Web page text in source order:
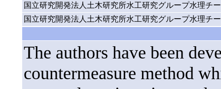
国立研究開発法人土木研究所水工研究グループ水理チ
国立研究開発法人土木研究所水工研究グループ水理チ
The authors have been
countermeasure method